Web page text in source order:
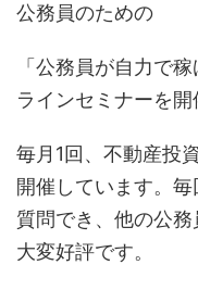
公務員のための
「公務員が自力で
ラインセミナーを開
毎月1回、不動産投
開催しています。
質問でき、他の公務
大変好評です。